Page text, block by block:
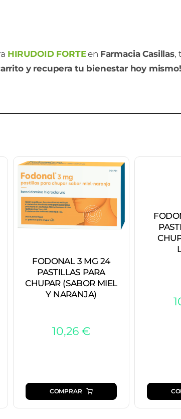
HIRUDOID FORTEen Farmacia Casillas,
y recupera tu bienestar hoy mismo!
FODONAL 3 MG 24
PASTILLAS PARA
CHUPAR (SABOR MIEL
Y NARANJA)
10,26 €
COMPRAR